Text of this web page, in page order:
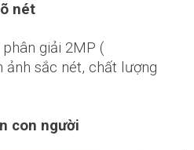
nét
giải 2MP (
ảnh sắc nét, chất lượng
con người